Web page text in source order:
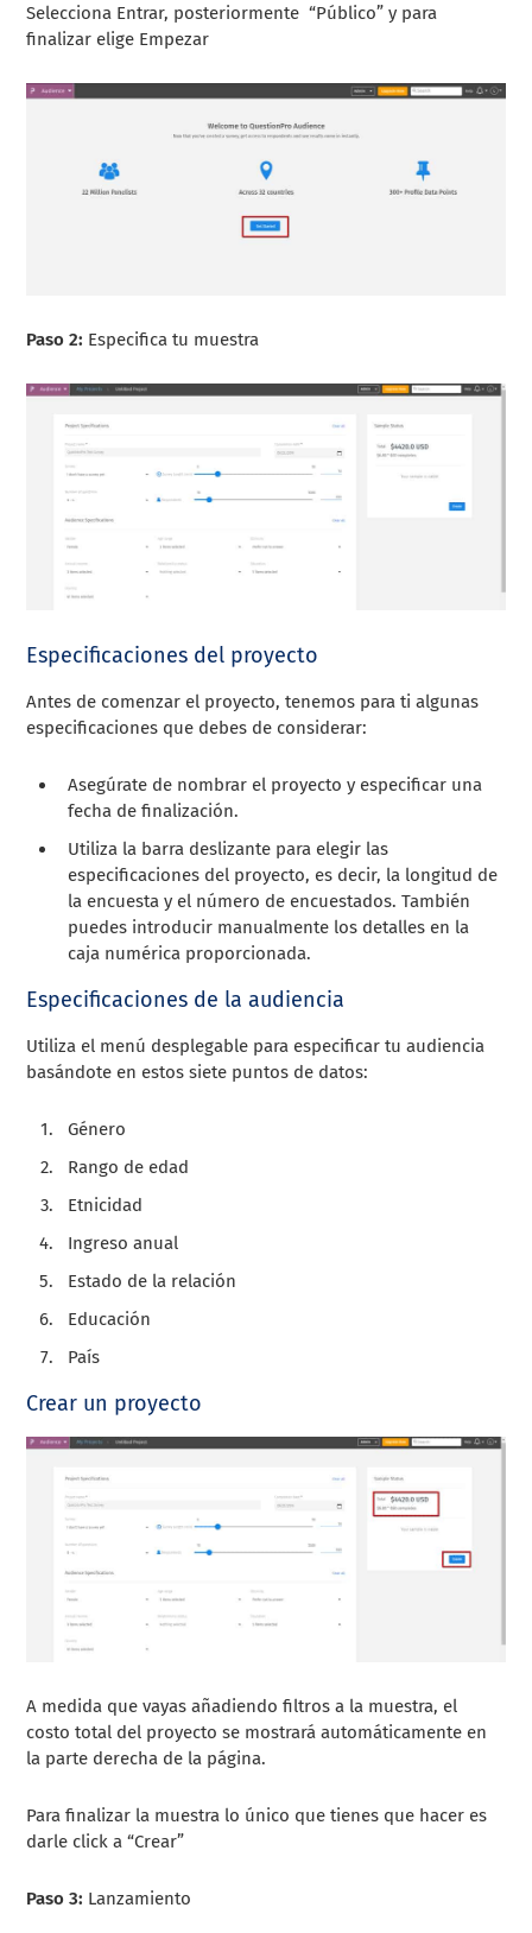
Selecciona Entrar, posteriormente “Público” y para
finalizar elige Empezar
Paso 2: Especifica tu muestra
Especificaciones del proyecto
Antes de comenzar el proyecto, tenemos para ti algunas
especificaciones que debes de considerar:
Asegúrate de nombrar el proyecto y especificar una
fecha de finalización.
Utiliza la barra deslizante para elegir las
especificaciones del proyecto, es decir, la longitud de
la encuesta y el número de encuestados. También
puedes introducir manualmente los detalles en la
caja numérica proporcionada.
Especificaciones de la audiencia
Utiliza el menú desplegable para especificar tu audiencia
basándote en estos siete puntos de datos:
Género
Rango de edad
Etnicidad
Ingreso anual
Estado de la relación
Educación
País
Crear un proyecto
A medida que vayas añadiendo filtros a la muestra, el
costo total del proyecto se mostrará automáticamente en
la parte derecha de la página.
Para finalizar la muestra lo único que tienes que hacer es
darle click a “Crear”
Paso 3: Lanzamiento